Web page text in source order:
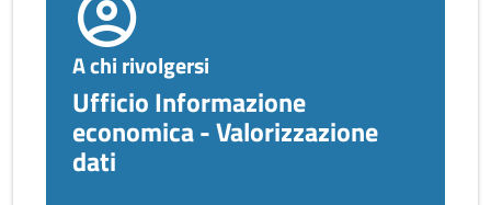
A chi rivolgersi
Ufficio Informazione
economica - Valorizzazione
dati